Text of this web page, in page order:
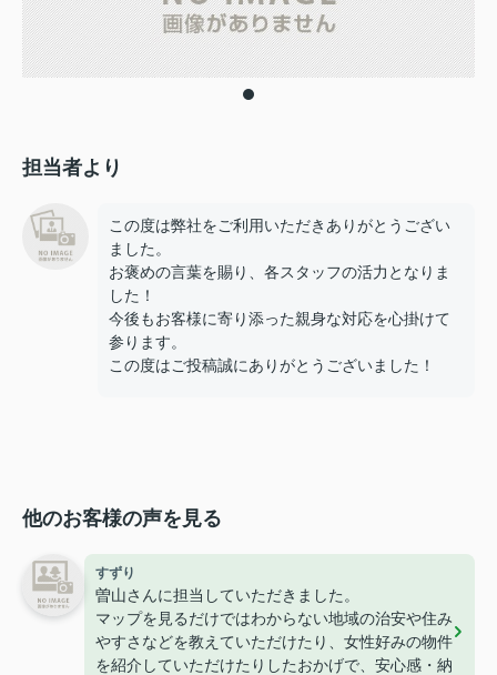
担当者より
この度は弊社をご利用いただきありがとうござい
ました。
お褒めの言葉を賜り、各スタッフの活力となりま
した！
今後もお客様に寄り添った親身な対応を心掛けて
参ります。
この度はご投稿誠にありがとうございました！
他のお客様の声を見る
すずり
曽山さんに担当していただきました。
マップを見るだけではわからない地域の治安や住み
やすさなどを教えていただけたり、女性好みの物件
を紹介していただけたりしたおかげで、安心感・納